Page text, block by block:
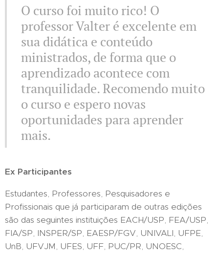
O curso foi muito rico! O
professor Valter é excelente em
sua didática e conteúdo
ministrados, de forma que o
aprendizado acontece com
tranquilidade. Recomendo muito
o curso e espero novas
oportunidades para aprender
mais.
Ex Participantes
Estudantes, Professores, Pesquisadores e
Profissionais que já participaram de outras edições
são das seguintes instituições EACH/USP, FEA/USP,
FIA/SP, INSPER/SP, EAESP/FGV, UNIVALI, UFPE,
UnB, UFVJM, UFES, UFF, PUC/PR, UNOESC,